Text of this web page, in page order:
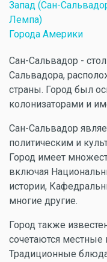
Запад (Сан-
Лемпа)
Города Америки
Сан-Сальвадор -
Сальвадора,
страны. Город был
колонизаторами и
Сан-Сальвадор
политическим и
Город имеет
включая
истории,
многие другие.
Город также
сочетаются местные
Традиционные